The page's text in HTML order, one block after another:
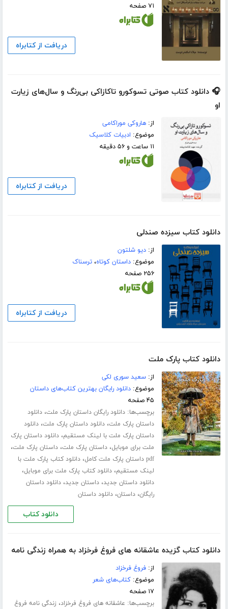
۷۱ صفحه
دریافت از کتابراه
🎧 دانلود کتاب صوتی تسوکورو تاکازاکی بی‌رنگ و سال‌های زیارت
او
از:هاروکی موراکامی
موضوع: ادبیات کلاسیک
۱۱ ساعت و ۵۶ دقیقه
دریافت از کتابراه
دانلود کتاب سیزده صندلی
از:دیو شلتون
موضوع:داستان کوتاه،ترسناک
۲۵۶ صفحه
دریافت از کتابراه
دانلود کتاب پارک ملت
از:سعید سوری لکی
موضوع:دانلود رایگان بهترین کتاب‌های داستان
۴۵ صفحه
برچسب‌ها:دانلود رایگان داستان پارک ملت،دانلود
داستان پارک ملت،دانلود داستان پارک ملت،دانلود
داستان پارک ملت با لینک مستقیم،دانلود داستان پارک
ملت برای موبایل،داستان پارک ملت،داستان پارک ملت،
pdf داستان پارک ملت کامل ،دانلود کتاب پارک ملت با
لینک مستقیم،دانلود کتاب پارک ملت برای موبایل،
دانلود داستان جدید،داستان جدید،دانلود داستان
رایگان،داستان،دانلود داستان
دانلود کتاب
دانلود کتاب گزیده عاشقانه های فروغ فرخزاد به همراه زندگی نامه
از:فروغ فرخزاد
موضوع:کتاب‌های شعر
۱۷ صفحه
برچسب‌ها: عاشقانه های فروغ فرخزاد، زندگی نامه فروغ